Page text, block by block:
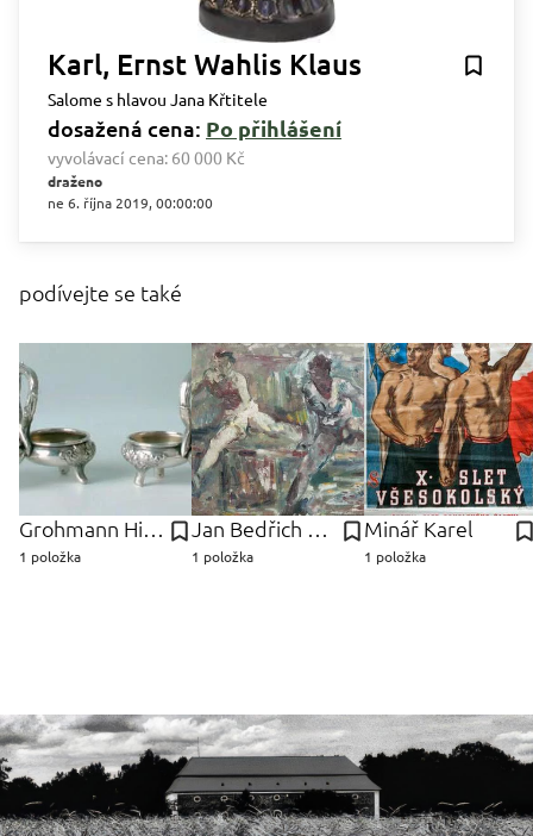
Karl, Ernst Wahlis Klaus
Salome s hlavou Jana Křtitele
dosažená cena: Po přihlášení
vyvolávací cena: 60 000 Kč
draženo
ne 6. října 2019, 00:00:00
podívejte se také
Grohmann Hieromymus
1 položka
Jan Bedřich Plaček
1 položka
Minář Karel
1 položka